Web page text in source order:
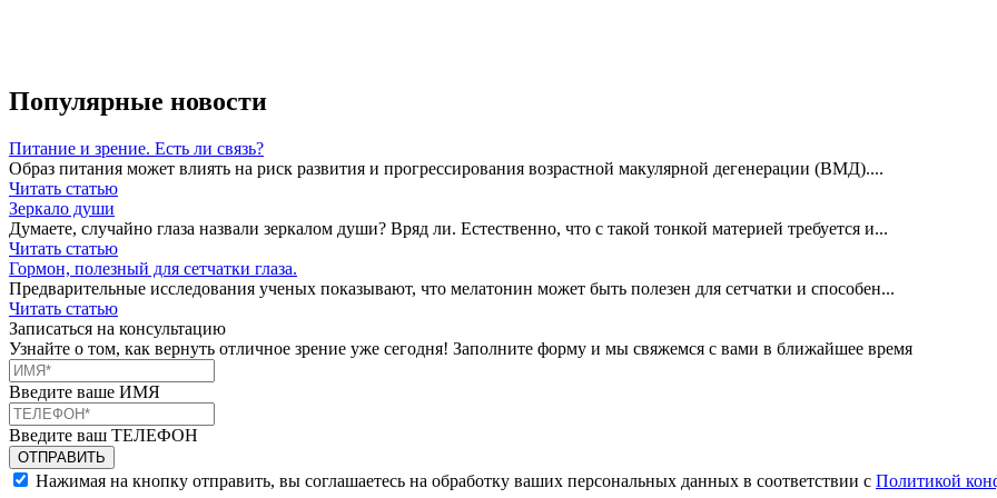
Популярные новости
Питание и зрение. Есть ли связь?
Образ питания может влиять на риск развития и прогрессирования возрастной макулярной дегенерации (ВМД)....
Читать статью
Зеркало души
Думаете, случайно глаза назвали зеркалом души? Вряд ли. Естественно, что с такой тонкой материей требуется и...
Читать статью
Гормон, полезный для сетчатки глаза.
Предварительные исследования ученых показывают, что мелатонин может быть полезен для сетчатки и способен...
Читать статью
Записаться на консультацию
Узнайте о том, как вернуть отличное зрение уже сегодня! Заполните форму и мы свяжемся с вами в ближайшее время
Введите ваше ИМЯ
Введите ваш ТЕЛЕФОН
Нажимая на кнопку отправить, вы соглашаетесь на обработку ваших персональных данных в соответствии с Политикой